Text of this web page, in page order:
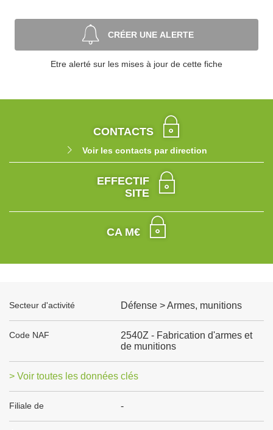
CRÉER UNE ALERTE
Etre alerté sur les mises à jour de cette fiche
CONTACTS
Voir les contacts par direction
EFFECTIF
SITE
CA M€
Secteur d'activité Défense > Armes, munitions
Code NAF
2540Z - Fabrication d'armes et
de munitions
> Voir toutes les données clés
Filiale de -